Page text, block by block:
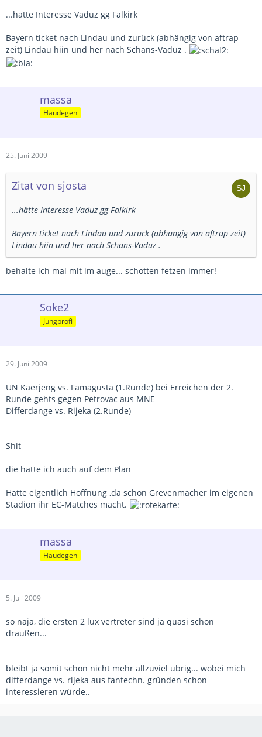
...hätte Interesse Vaduz gg Falkirk
Bayern ticket nach Lindau und zurück (abhängig von aftrap
zeit) Lindau hiin und her nach Schans-Vaduz .
massa
Haudegen
25. Juni 2009
Zitat von sjosta
...hätte Interesse Vaduz gg Falkirk
Bayern ticket nach Lindau und zurück (abhängig von aftrap zeit)
Lindau hiin und her nach Schans-Vaduz .
behalte ich mal mit im auge... schotten fetzen immer!
Soke2
Jungprofi
29. Juni 2009
UN Kaerjeng vs. Famagusta (1.Runde) bei Erreichen der 2.
Runde gehts gegen Petrovac aus MNE
Differdange vs. Rijeka (2.Runde)
Shit
die hatte ich auch auf dem Plan
Hatte eigentlich Hoffnung ,da schon Grevenmacher im eigenen
Stadion ihr EC-Matches macht.
massa
Haudegen
5. Juli 2009
so naja, die ersten 2 lux vertreter sind ja quasi schon
draußen...
bleibt ja somit schon nicht mehr allzuviel übrig... wobei mich
differdange vs. rijeka aus fantechn. gründen schon
interessieren würde..